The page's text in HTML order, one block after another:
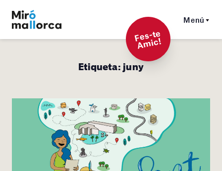
Menú
F
es-t
e
A
mi
c!
Etiqueta:juny